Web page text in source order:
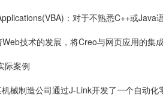
：对于不熟悉C++或Java
技术的发展，将Creo与网页应用的集
际案例
械制造公司通过J-Link开发了一个自动